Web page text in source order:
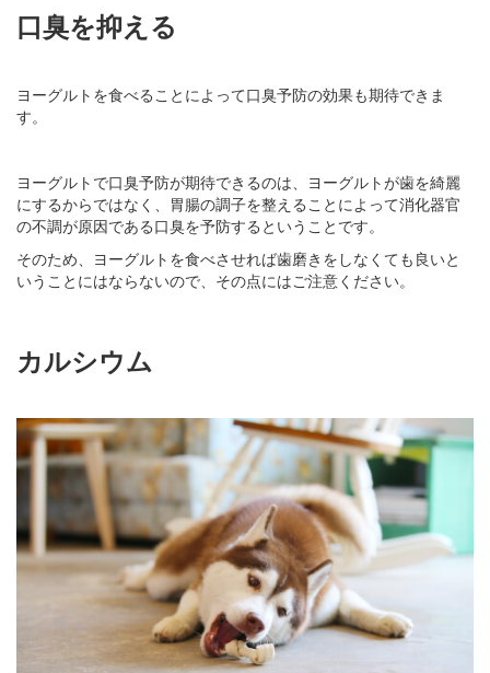
口臭を抑える
ヨーグルトを食べることによって口臭予防の効果も期待できま
す。
ヨーグルトで口臭予防が期待できるのは、ヨーグルトが歯を綺麗
にするからではなく、胃腸の調子を整えることによって消化器官
の不調が原因である口臭を予防するということです。
そのため、ヨーグルトを食べさせれば歯磨きをしなくても良いと
いうことにはならないので、その点にはご注意ください。
カルシウム